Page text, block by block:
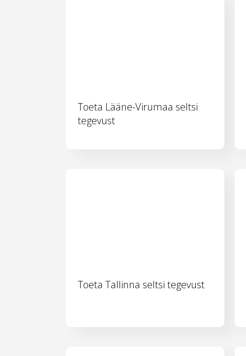
Toeta Lääne-Virumaa seltsi
tegevust
Toeta Tallinna seltsi tegevust